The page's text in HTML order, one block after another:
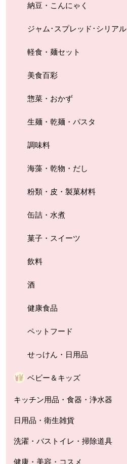
納豆・こんにゃく
ジャム･スプレッド･シリアル
軽食・麺セット
美食百彩
惣菜・おかず
生麺・乾麺・パスタ
調味料
海藻・乾物・だし
粉類・皮・製菓材料
缶詰・水煮
菓子・スイーツ
飲料
酒
健康食品
ペットフード
せっけん・日用品
ベビー＆キッズ
キッチン用品・食器・浄水器
日用品・衛生雑貨
洗濯・バストイレ・掃除道具
健康・美容・コスメ